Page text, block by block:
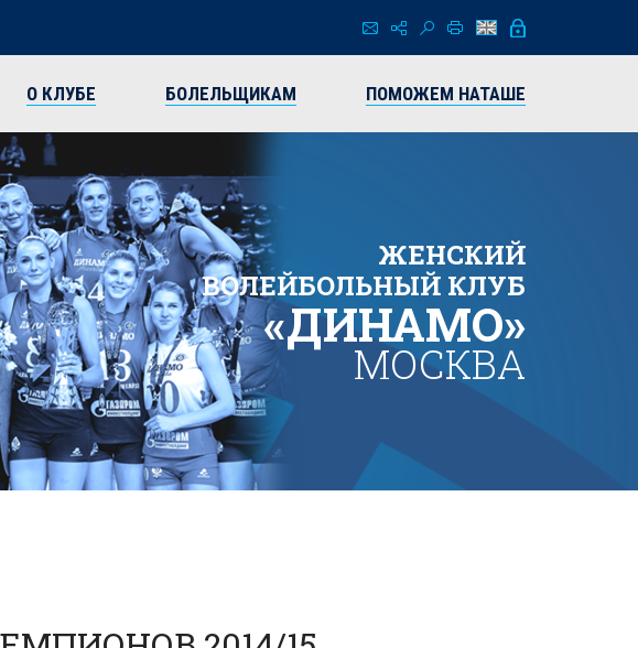
О КЛУБЕ БОЛЕЛЬЩИКАМ ПОМОЖЕМ НАТАШЕ
ЖЕНСКИЙ
ВОЛЕЙБОЛЬНЫЙ КЛУБ
«ДИНАМО»
МОСКВА